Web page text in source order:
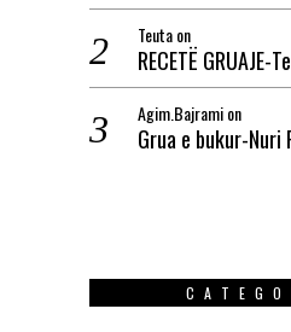
Teutaon
RECETË GRUAJE-
Agim.Bajramion
Grua e bukur-Nuri